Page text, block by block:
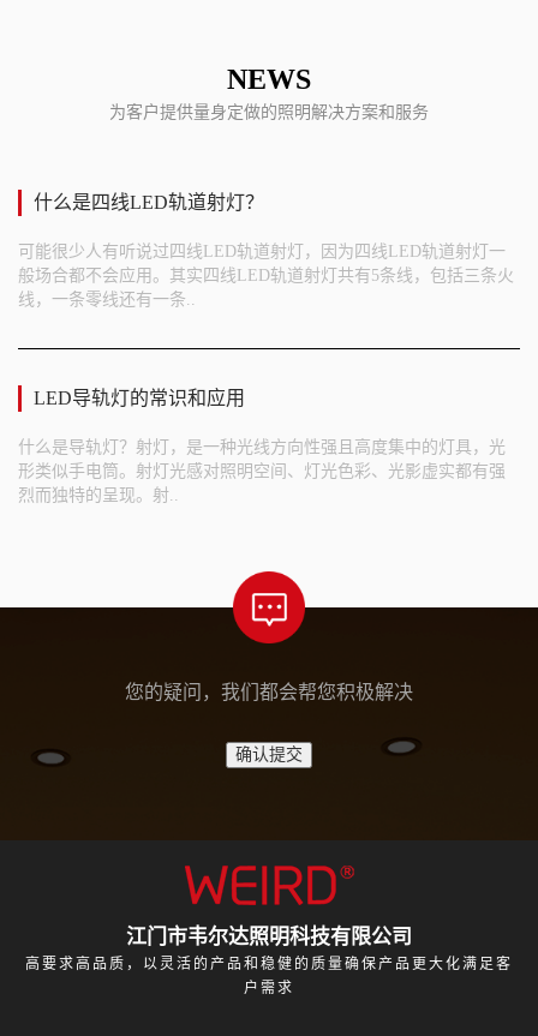
NEWS
为客户提供量身定做的照明解决方案和服务
什么是四线LED轨道射灯？
可能很少人有听说过四线LED轨道射灯，因为四线LED轨道射灯一
般场合都不会应用。其实四线LED轨道射灯共有5条线，包括三条火
线，一条零线还有一条..
LED导轨灯的常识和应用
什么是导轨灯？射灯，是一种光线方向性强且高度集中的灯具，光
形类似手电筒。射灯光感对照明空间、灯光色彩、光影虚实都有强
烈而独特的呈现。射..
您的疑问，我们都会帮您积极解决
江门市韦尔达照明科技有限公司
高要求高品质，以灵活的产品和稳健的质量确保产品更大化满足客
户需求